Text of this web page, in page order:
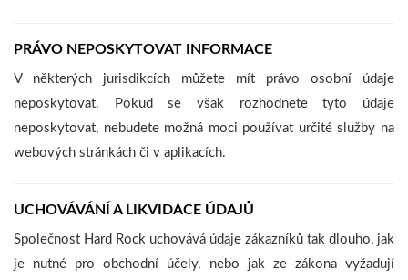
PRÁVO NEPOSKYTOVAT INFORMACE
V některých jurisdikcích můžete mít právo osobní údaje
neposkytovat. Pokud se však rozhodnete tyto údaje
neposkytovat, nebudete možná moci používat určité služby na
webových stránkách či v aplikacích.
UCHOVÁVÁNÍ A LIKVIDACE ÚDAJŮ
Společnost Hard Rock uchovává údaje zákazníků tak dlouho, jak
je nutné pro obchodní účely, nebo jak ze zákona vyžadují